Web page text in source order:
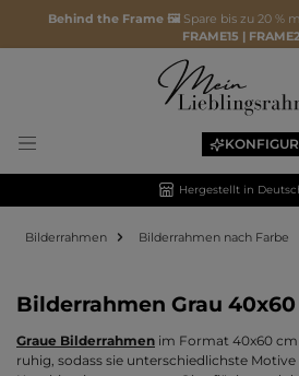
Behind the Frame 🖼️ Spare bis zu 20 %
FRAME15 |
Hergestellt in
Bilderrahmen Bilderrahmen nach Farbe
Bilderrahmen Grau
Graue Bilderrahmen im Format 40x60
ruhig, sodass sie unterschiedlichste